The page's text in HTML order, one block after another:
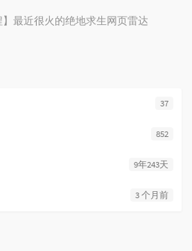
】最近很火的绝地求生网页雷达
37
852
9年243天
3 个月前